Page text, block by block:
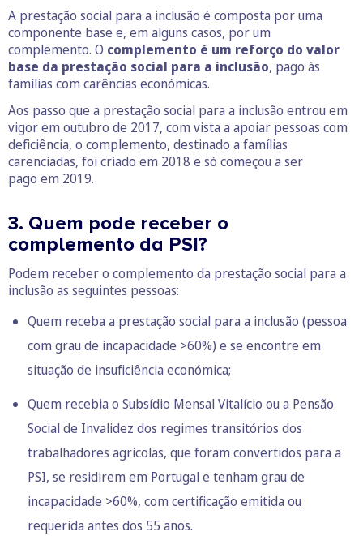
A prestação social para a inclusão é composta por uma
componente base e, em alguns casos, por um
complemento. O complemento é um reforço do valor
base da prestação social para a inclusão, pago às
famílias com carências económicas.
Aos passo que a prestação social para a inclusão entrou em
vigor em outubro de 2017, com vista a apoiar pessoas com
deficiência, o complemento, destinado a famílias
carenciadas, foi criado em 2018 e só começou a ser
pago em 2019.
3. Quem pode receber o
complemento da PSI?
Podem receber o complemento da prestação social para a
inclusão as seguintes pessoas:
Quem receba a prestação social para a inclusão (pessoa
com grau de incapacidade >60%) e se encontre em
situação de insuficiência económica;
Quem recebia o Subsídio Mensal Vitalício ou a Pensão
Social de Invalidez dos regimes transitórios dos
trabalhadores agrícolas, que foram convertidos para a
PSI, se residirem em Portugal e tenham grau de
incapacidade >60%, com certificação emitida ou
requerida antes dos 55 anos.